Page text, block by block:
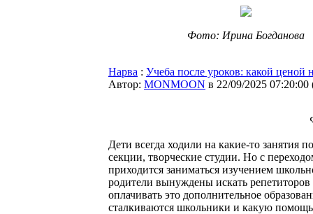
Фото: Ирина Богданова
Нарва : Учеба после уроков: какой
Автор: MONMOON в 22/09/2025 07:20:00
Дети всегда ходили на какие-то
секции, творческие студии. Но с
приходится заниматься изучением
родители вынуждены искать
оплачивать это дополнительное
сталкиваются школьники и какую